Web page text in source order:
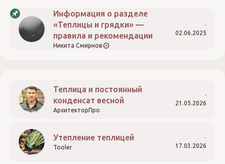
Информация о разделе
«Теплицы и грядки» —
правила и рекомендации
Никита Смирнов
02.06.2025
Теплица и постоянный
конденсат весной
АрхитекторПро
21.05.2026
Утепление теплицей
Tooler 17.03.2026